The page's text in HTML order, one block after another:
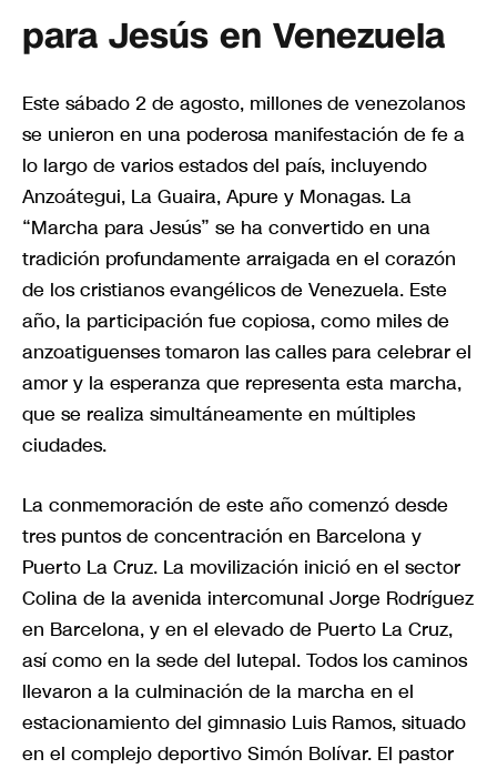
para Jesús en Venezuela
Este sábado 2 de agosto, millones de venezolanos
se unieron en una poderosa manifestación de fe a
lo largo de varios estados del país, incluyendo
Anzoátegui, La Guaira, Apure y Monagas. La
“Marcha para Jesús” se ha convertido en una
tradición profundamente arraigada en el corazón
de los cristianos evangélicos de Venezuela. Este
año, la participación fue copiosa, como miles de
anzoatiguenses tomaron las calles para celebrar el
amor y la esperanza que representa esta marcha,
que se realiza simultáneamente en múltiples
ciudades.
La conmemoración de este año comenzó desde
tres puntos de concentración en Barcelona y
Puerto La Cruz. La movilización inició en el sector
Colina de la avenida intercomunal Jorge Rodríguez
en Barcelona, y en el elevado de Puerto La Cruz,
así como en la sede del Iutepal. Todos los caminos
llevaron a la culminación de la marcha en el
estacionamiento del gimnasio Luis Ramos, situado
en el complejo deportivo Simón Bolívar. El pastor